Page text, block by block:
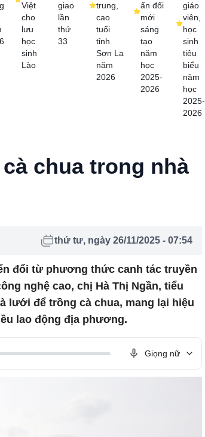
Việt
cho
lưu
học
sinh
Lào
giao
lần
thứ
33
trung,
cao
tuổi
tỉnh
Sơn La
năm
2026
ấn đổi
mới
sáng
tạo
năm
học
2025-
2026
giáo
viên,
học
sinh
tiêu
biểu
năm
học
2025-
2026
chua trong nhà
thứ tư, ngày 26/11/2025 - 07:54
đổi từ phương thức canh tác truyền
nghệ cao, chị Hà Thị Ngần, tiểu
lưới để trồng cà chua, mang lại hiệu
lao động địa phương.
Giọng nữ